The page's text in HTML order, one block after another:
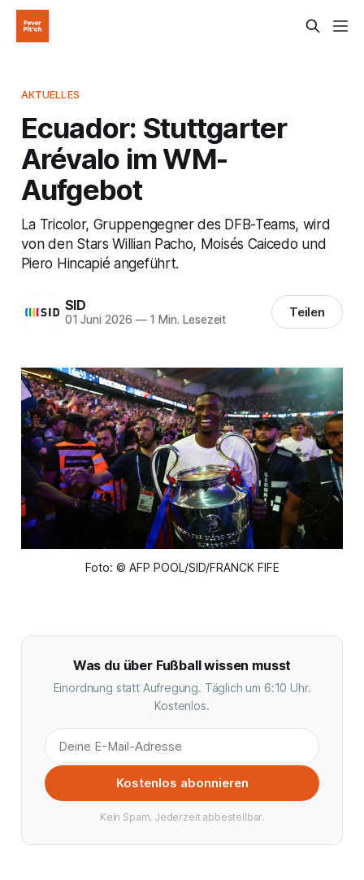
AKTUELLES
Ecuador: Stuttgarter
Arévalo im WM-
Aufgebot
La Tricolor, Gruppengegner des DFB-Teams, wird
von den Stars Willian Pacho, Moisés Caicedo und
Piero Hincapié angeführt.
SID
01 Juni 2026 —1 Min. Lesezeit Teilen
Foto: © AFP POOL/SID/FRANCK FIFE
Was du über Fußball wissen musst
Einordnung statt Aufregung. Täglich um 6:10 Uhr.
Kostenlos.
Kostenlos abonnieren
Kein Spam. Jederzeit abbestellbar.